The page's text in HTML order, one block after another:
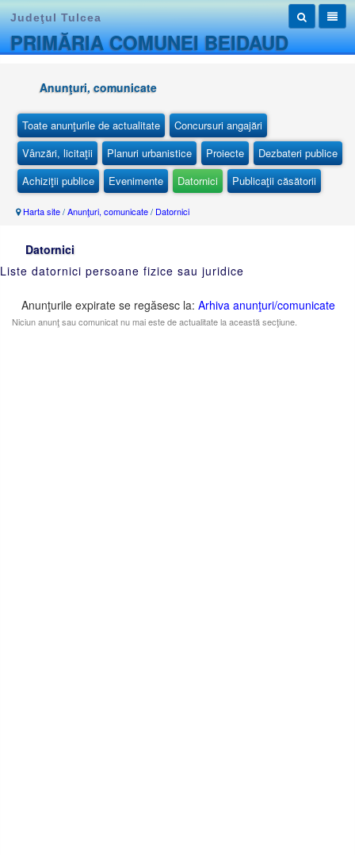
Judeţul Tulcea
PRIMĂRIA COMUNEI BEIDAUD
Anunţuri, comunicate
Toate anunţurile de actualitate
Concursuri angajări
Vânzări, licitaţii
Planuri urbanistice Proiecte
Dezbateri publice
Achiziţii publice
Evenimente Datornici Publicaţii căsătorii
Harta site/Anunţuri, comunicate/ Datornici
Datornici
Liste datornici persoane fizice sau juridice
Anunţurile expirate se regăsesc la: Arhiva anunţuri/comunicate
Niciun anunţ sau comunicat nu mai este de actualitate la această secţiune.